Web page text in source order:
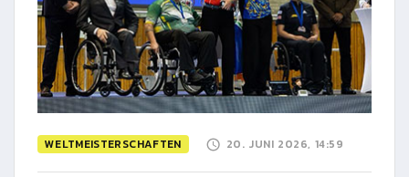
WELTMEISTERSCHAFTEN 20. JUNI 2026, 14:59